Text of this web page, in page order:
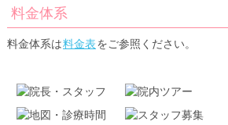
料金体系
料金体系は料金表をご参照ください。